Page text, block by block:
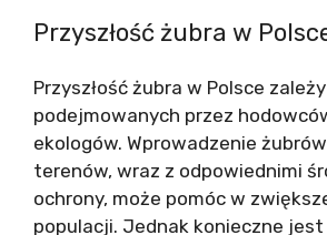
Przyszłość żubra w
Przyszłość żubra w Polsce
podejmowanych przez
ekologów. Wprowadzenie
terenów, wraz z odpowiednimi
ochrony, może pomóc w
populacji. Jednak konieczne